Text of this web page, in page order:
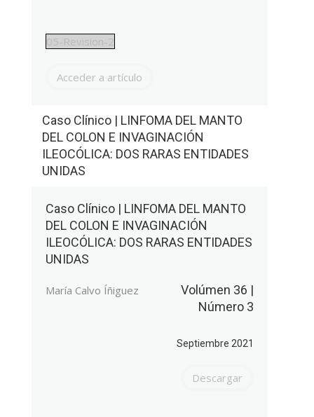
05-Revision-2
Acceder a artículo
Caso Clínico | LINFOMA DEL MANTO
DEL COLON E INVAGINACIÓN
ILEOCÓLICA: DOS RARAS ENTIDADES
UNIDAS
Caso Clínico | LINFOMA DEL MANTO
DEL COLON E INVAGINACIÓN
ILEOCÓLICA: DOS RARAS ENTIDADES
UNIDAS
María Calvo Íñiguez
Volúmen 36 |
Número 3
Septiembre 2021
Descargar